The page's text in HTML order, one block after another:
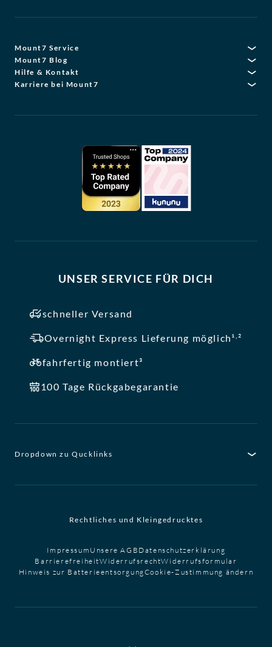
Mount7 Service
Mount7 Blog
Hilfe & Kontakt
Karriere bei Mount7
UNSER SERVICE FÜR DICH
schneller Versand
Overnight Express Lieferung möglich¹ ,²
fahrfertig montiert³
100 Tage Rückgabegarantie
Dropdown zu Qucklinks
Rechtliches und Kleingedrucktes
Impressum Unsere AGB Datenschutzerklärung
BarrierefreiheitWiderrufsrechtWiderrufsformular
Hinweis zur BatterieentsorgungCookie-Zustimmung ändern